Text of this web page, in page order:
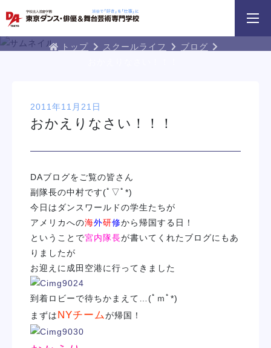
学科・専攻 資料請求 オープンキャンパス
DA TOKYOブログ
トップ スクールライフ
ブログ
2011年11月21日
おかえりなさい！！！
DAブログをご覧の皆さん
副隊長の中村です(ﾟ▽ﾟ*)
今日はダンスワールドの学生たちが
アメリカへの海外研修から帰国する日！
ということで宮内隊長が書いてくれたブログにもあ
りましたが
お迎えに成田空港に行ってきました
到着ロビーで待ちかまえて…(ﾟｍﾟ*)
まずはNYチームが帰国！
イベント一覧を見る
学校紹介
学科・専攻